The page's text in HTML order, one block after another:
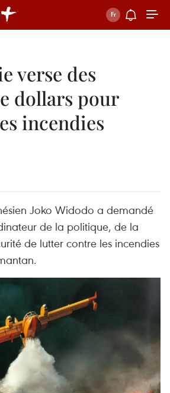
verse des
dollars pour
incendies
Joko Widodo a demandé
de la politique, de la
de lutter contre les incendies